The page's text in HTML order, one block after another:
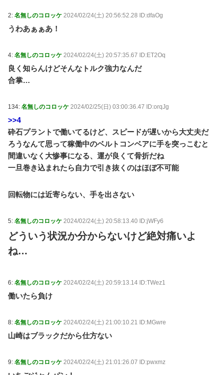
合) NEW! (8/7 09:11)
【必見】ドン・キホーテ露店、うなぎの蒲焼きで食中
か3文字で論破される偉業を達成してしまい…… /
anaguro - 総合 NEW! (8/7 09:10)
合
加盟への課題を関西外大教授に聞く 李大統領に「政治
利用」の過去 / 5chまとめMAP(総合)
【ｗ】長年育てやっと蕾がつき楽しみにしてたら動物
の死肉に擬態（外観・腐肉臭）する花が！ / anaguro - 総
合 NEW! (8/7 09:00)
「やりますよ！」と返事だけは一丁前なのに全く動か
ない職場の無能、催促しても放置→引き取ろうとすると
普通の家は父母が各一名だと知った時と、四人の父母
19歳美少女モデル、CMの妖精姿が可愛すぎて見入る
人続出 / おまとめアンテナ NEW! (8/7 04:16)
じて下さい」 ←何でこの主張が通らないの？ / おまと
戦術核」を検討 / おまとめアンテナ
Powered by livedoor 相互RSS
2: 名無しのコロッケ 2024/02/24(土) 20:56:52.28 ID:dfaOg
うわあぁぁあ！
4: 名無しのコロッケ 2024/02/24(土) 20:57:35.67 ID:ET2Oq
良く知らんけどそんなトルク強力なんだ
合掌…
134: 名無しのコロッケ 2024/02/25(日) 03:00:36.47 ID:orqJg
>>4
砕石プラントで働いてるけど、スピードが遅いから大丈夫だ
ろうなんて思って稼働中のベルトコンベアに手を突っこむと
間違いなく大惨事になる、運が良くて骨折だね
一旦巻き込まれたら自力で引き抜くのはほぼ不可能
回転物には近寄らない、手を出さない
5: 名無しのコロッケ 2024/02/24(土) 20:58:13.40 ID:jWFy6
どういう状況か分からないけど絶対痛いよ
ね…
6: 名無しのコロッケ 2024/02/24(土) 20:59:13.14 ID:TWez1
働いたら負け
8: 名無しのコロッケ 2024/02/24(土) 21:00:10.21 ID:MGwre
山崎はブラックだから仕方ない
9: 名無しのコロッケ 2024/02/24(土) 21:01:26.07 ID:pwxmz